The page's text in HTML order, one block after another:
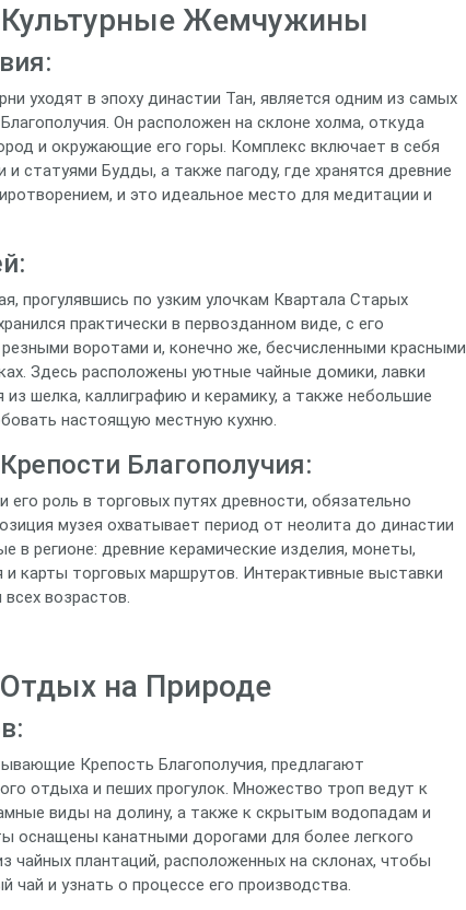
Культурные Жемчужины
уходят в эпоху династии Тан, является одним из самых
Он расположен на склоне холма, откуда
и окружающие его горы. Комплекс включает в себя
статуями Будды, а также пагоду, где хранятся древние
и это идеальное место для медитации и
прогулявшись по узким улочкам Квартала Старых
практически в первозданном виде, с его
воротами и, конечно же, бесчисленными красными
Здесь расположены уютные чайные домики, лавки
шелка, каллиграфию и керамику, а также небольшие
настоящую местную кухню.
Благополучия:
роль в торговых путях древности, обязательно
музея охватывает период от неолита до династии
в регионе: древние керамические изделия, монеты,
карты торговых маршрутов. Интерактивные выставки
возрастов.
на Природе
Крепость Благополучия, предлагают
отдыха и пеших прогулок. Множество троп ведут к
виды на долину, а также к скрытым водопадам и
оснащены канатными дорогами для более легкого
чайных плантаций, расположенных на склонах, чтобы
и узнать о процессе его производства.